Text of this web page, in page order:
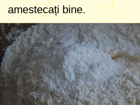
amestecați bine.